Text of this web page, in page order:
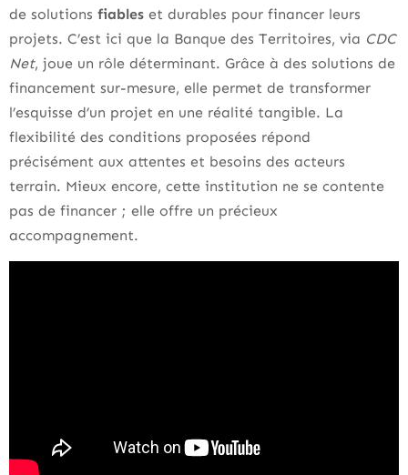
de solutions fiables et durables pour financer leurs
projets. C’est ici que la Banque des Territoires, via CDC
Net, joue un rôle déterminant. Grâce à des solutions de
financement sur-mesure, elle permet de transformer
l’esquisse d’un projet en une réalité tangible. La
flexibilité des conditions proposées répond
précisément aux attentes et besoins des acteurs
terrain. Mieux encore, cette institution ne se contente
pas de financer ; elle offre un précieux
accompagnement.